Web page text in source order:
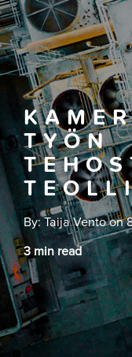
TYÖN
By:Taija Ventoon
3 min read